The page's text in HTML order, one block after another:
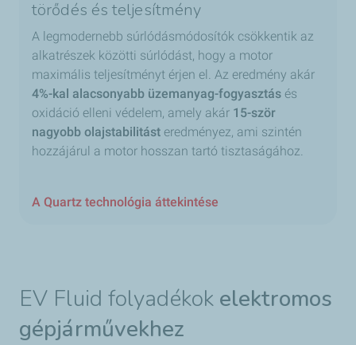
törődés és teljesítmény
A legmodernebb súrlódásmódosítók csökkentik az
alkatrészek közötti súrlódást, hogy a motor
maximális teljesítményt érjen el. Az eredmény akár
4%-kal alacsonyabb üzemanyag-fogyasztás és
oxidáció elleni védelem, amely akár 15-ször
nagyobb olajstabilitást eredményez, ami szintén
hozzájárul a motor hosszan tartó tisztaságához.
A Quartz technológia áttekintése
EV Fluid folyadékok elektromos
gépjárművekhez